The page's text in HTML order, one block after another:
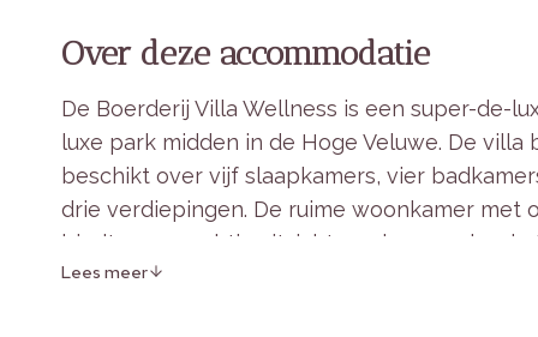
Over deze accommodatie
De Boerderij Villa Wellness is een super-de-
luxe park midden in de Hoge Veluwe. De villa
beschikt over vijf slaapkamers, vier
drie verdiepingen. De ruime woonkamer met
biedt een prachtig uitzicht op de aangelegde
Lees meer